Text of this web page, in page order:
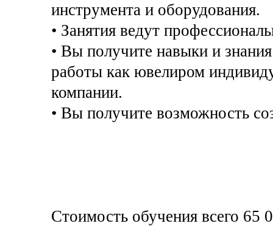
инструмента и оборудования.
• Занятия ведут
• Вы получите навыки и
работы как ювелиром
компании.
• Вы получите возможность
Стоимость обучения всего 65